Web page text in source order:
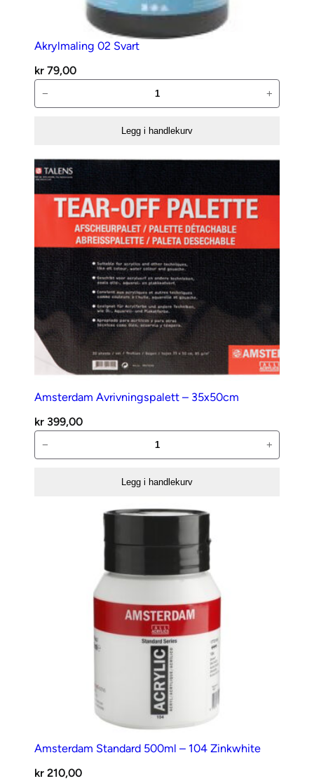
Akrylmaling 02 Svart
kr 79,00
02
− +
Legg i handlekurv
Amsterdam Avrivningspalett – 35x50cm
kr 399,00
Avrivningspalett
− +
Legg i handlekurv
Amsterdam Standard 500ml – 104 Zinkwhite
kr 210,00